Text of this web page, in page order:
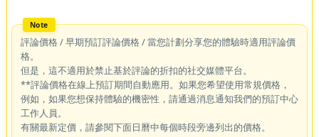
評論價格 / 早期預訂評論價格 / 當您計劃分享您的體驗時適用評論價
格。
但是，這不適用於禁止基於評論的折扣的社交媒體平台。
**評論價格在線上預訂期間自動應用。如果您希望使用常規價格，
例如，如果您想保持體驗的機密性，請通過消息通知我們的預訂中心
工作人員。
有關最新定價，請參閱下面日曆中每個時段旁邊列出的價格。